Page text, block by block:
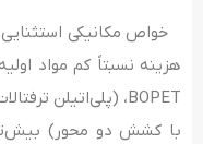
خواص مکانیکی
با کشش دو محور)